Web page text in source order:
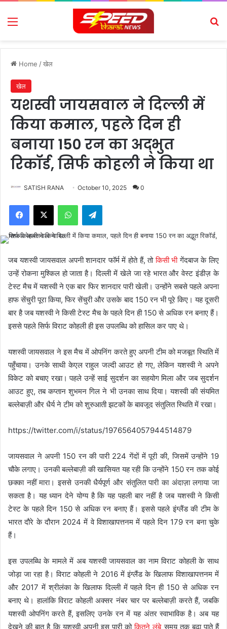
Menu
Home /खेल
खेल
यशस्वी जायसवाल ने दिल्ली में
किया कमाल, पहले दिन ही
बनाया 150 रन का अद्भुत
रिकॉर्ड, सिर्फ कोहली ने किया था
SATISH RANA October 10, 2025 0
Facebook
X WhatsAppTelegram
जब यशस्वी जायसवाल अपनी शानदार फॉर्म में होते हैं, तोकिसी भीगेंदबाज के लिए
उन्हें रोकना मुश्किल हो जाता है। दिल्ली में खेले जा रहे भारत और वेस्ट इंडीज़ के
टेस्ट मैच में यशस्वी ने एक बार फिर शानदार पारी खेली। उन्होंने सबसे पहले अपना
हाफ सेंचुरी पूरा किया, फिर सेंचुरी और उसके बाद 150 रन भी पूरे किए। यह दूसरी
बार है जब यशस्वी ने किसी टेस्ट मैच के पहले दिन ही 150 से अधिक रन बनाए हैं।
इससे पहले सिर्फ विराट कोहली ही इस उपलब्धि को हासिल कर पाए थे।
यशस्वी जायसवाल ने इस मैच में ओपनिंग करते हुए अपनी टीम को मजबूत स्थिति में
पहुँचाया। उनके साथी केएल राहुल जल्दी आउट हो गए, लेकिन यशस्वी ने अपने
विकेट को बचाए रखा। पहले उन्हें साई सुदर्शन का सहयोग मिला और जब सुदर्शन
आउट हुए, तब कप्तान शुभमन गिल ने भी उनका साथ दिया। यशस्वी की संयमित
बल्लेबाज़ी और धैर्य ने टीम को शुरुआती झटकों के बावजूद संतुलित स्थिति में रखा।
https://twitter.com/i/status/1976564057944514879
जायसवाल ने अपनी 150 रन की पारी 224 गेंदों में पूरी की, जिसमें उन्होंने 19
चौके लगाए। उनकी बल्लेबाज़ी की खासियत यह रही कि उन्होंने 150 रन तक कोई
छक्का नहीं मारा। इससे उनकी धैर्यपूर्ण और संतुलित पारी का अंदाज़ा लगाया जा
सकता है। यह ध्यान देने योग्य है कि यह पहली बार नहीं है जब यशस्वी ने किसी
टेस्ट के पहले दिन 150 से अधिक रन बनाए हैं। इससे पहले इंग्लैंड की टीम के
भारत दौरे के दौरान 2024 में वे विशाखापत्तनम में पहले दिन 179 रन बना चुके
हैं।
इस उपलब्धि के मामले में अब यशस्वी जायसवाल का नाम विराट कोहली के साथ
जोड़ा जा रहा है। विराट कोहली ने 2016 में इंग्लैंड के खिलाफ विशाखापत्तनम में
और 2017 में श्रीलंका के खिलाफ दिल्ली में पहले दिन ही 150 से अधिक रन
बनाए थे। हालांकि विराट कोहली अक्सर नंबर चार पर बल्लेबाज़ी करते हैं, जबकि
यशस्वी ओपनिंग करते हैं, इसलिए उनके रन में यह अंतर स्वाभाविक है। अब यह
देखने की बात है कि यशस्वी अपनी इस पारी कोकितने लंबेसमय तक बढ़ा पाते हैं